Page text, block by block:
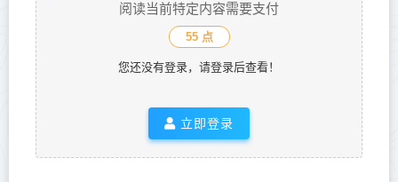
阅读当前特定内容需要支付
55 点
您还没有登录，请登录后查看！
立即登录